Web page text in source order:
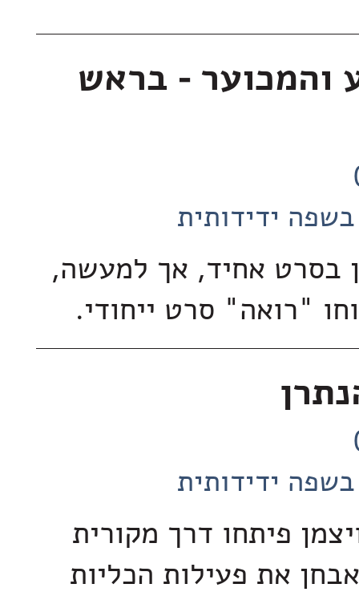
והמכוער - בראש
ידידותית
בסרט אחיד, אך למעשה,
"רואה" סרט ייחודי.
ידידותית
פיתחו דרך מקורית
את פעילות הכליות